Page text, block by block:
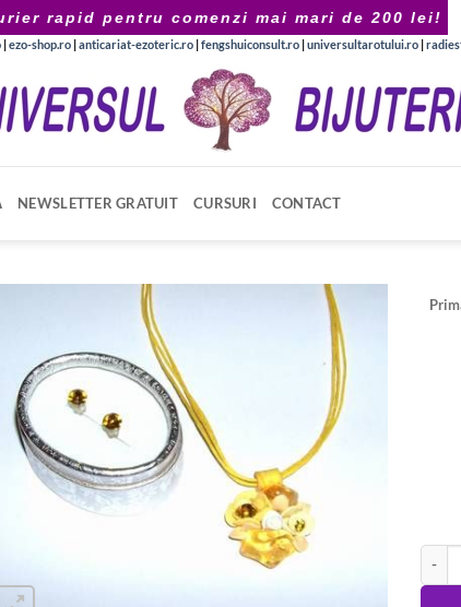
rapid pentru comenzi mai mari de 200 lei!
|ezo-shop.ro|anticariat-ezoteric.ro|fengshuiconsult.ro|universultarotului.ro|
NEWSLETTER GRATUIT CURSURI CONTACT